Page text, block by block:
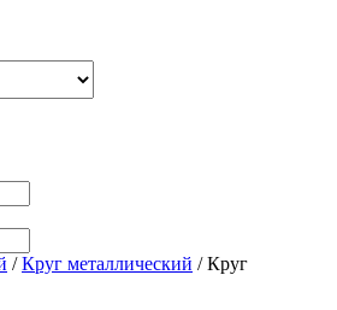
/Круг металлический /Круг